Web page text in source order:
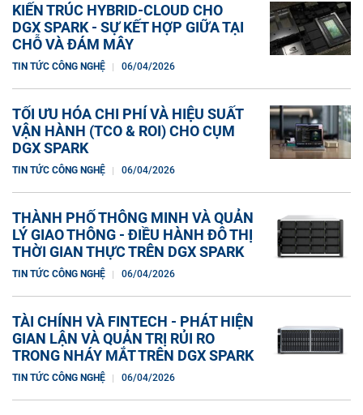
KIẾN TRÚC HYBRID-CLOUD CHO
DGX SPARK - SỰ KẾT HỢP GIỮA TẠI
CHỖ VÀ ĐÁM MÂY
TIN TỨC CÔNG NGHỆ 06/04/2026
TỐI ƯU HÓA CHI PHÍ VÀ HIỆU SUẤT
VẬN HÀNH (TCO & ROI) CHO CỤM
DGX SPARK
TIN TỨC CÔNG NGHỆ 06/04/2026
THÀNH PHỐ THÔNG MINH VÀ QUẢN
LÝ GIAO THÔNG - ĐIỀU HÀNH ĐÔ THỊ
THỜI GIAN THỰC TRÊN DGX SPARK
TIN TỨC CÔNG NGHỆ 06/04/2026
TÀI CHÍNH VÀ FINTECH - PHÁT HIỆN
GIAN LẬN VÀ QUẢN TRỊ RỦI RO
TRONG NHÁY MẮT TRÊN DGX SPARK
TIN TỨC CÔNG NGHỆ 06/04/2026